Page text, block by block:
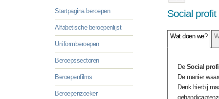
Startpagina beroepen
Alfabetische beroepenlijst
Uniformberoepen
Beroepssectoren
Beroepenfilms
Beroepenzoeker
Social profit
Wat doen we?
De Social
De manier
Denk hierbij